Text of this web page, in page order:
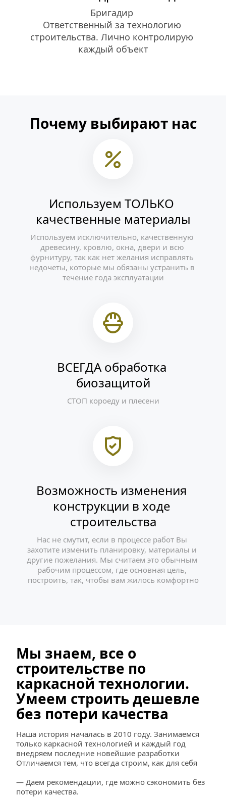
Бригадир
Ответственный за технологию
строительства. Лично контролирую
каждый объект
Почему выбирают нас
Используем ТОЛЬКО
качественные материалы
Используем исключительно, качественную
древесину, кровлю, окна, двери и всю
фурнитуру, так как нет желания исправлять
недочеты, которые мы обязаны устранить в
течение года эксплуатации
ВСЕГДА обработка
биозащитой
СТОП короеду и плесени
Возможность изменения
конструкции в ходе
строительства
Нас не смутит, если в процессе работ Вы
захотите изменить планировку, материалы и
другие пожелания. Мы считаем это обычным
рабочим процессом, где основная цель,
построить, так, чтобы вам жилось комфортно
Мы знаем, все о
строительстве по
каркасной технологии.
Умеем строить дешевле
без потери качества
Наша история началась в 2010 году. Занимаемся
только каркасной технологией и каждый год
внедряем последние новейшие разработки
Отличаемся тем, что всегда строим, как для себя
— Даем рекомендации, где можно сэкономить без
потери качества.